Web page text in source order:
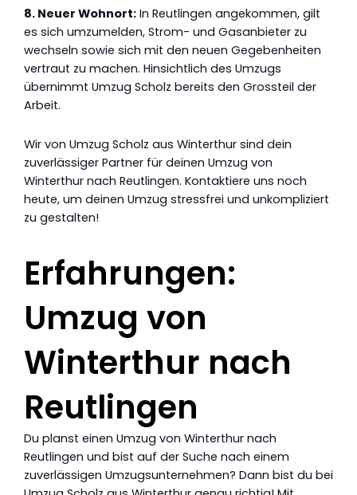
8. Neuer Wohnort: In Reutlingen angekommen, gilt
es sich umzumelden, Strom- und Gasanbieter zu
wechseln sowie sich mit den neuen Gegebenheiten
vertraut zu machen. Hinsichtlich des Umzugs
übernimmt Umzug Scholz bereits den Grossteil der
Arbeit.
Wir von Umzug Scholz aus Winterthur sind dein
zuverlässiger Partner für deinen Umzug von
Winterthur nach Reutlingen. Kontaktiere uns noch
heute, um deinen Umzug stressfrei und unkompliziert
zu gestalten!
Erfahrungen:
Umzug von
Winterthur nach
Reutlingen
Du planst einen Umzug von Winterthur nach
Reutlingen und bist auf der Suche nach einem
zuverlässigen Umzugsunternehmen? Dann bist du bei